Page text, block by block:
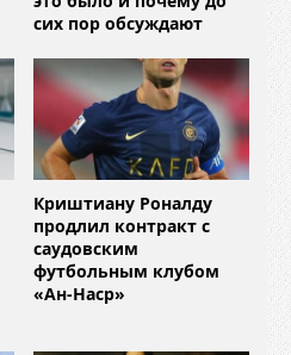
сих пор обсуждают
Криштиану Роналду
продлил контракт с
саудовским
футбольным клубом
«Ан-Наср»